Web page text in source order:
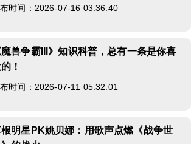
时间：2026-07-16 03:36:40
魔兽争霸III》知识科普，总有一条是你喜
！
时间：2026-07-11 05:32:01
明星PK姚贝娜：用歌声点燃《战争世